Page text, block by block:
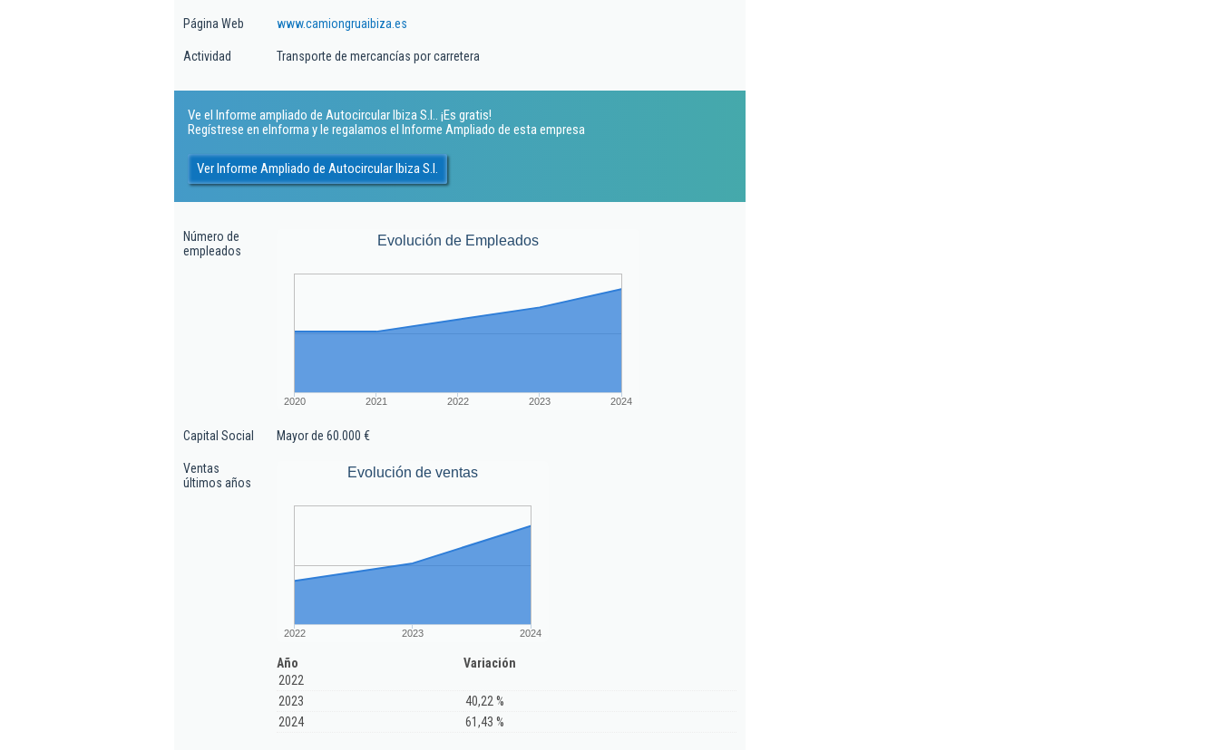
Página Web www.camiongruaibiza.es
Actividad Transporte de mercancías por carretera
Ve el Informe ampliado de Autocircular Ibiza S.l.. ¡Es gratis!
Regístrese en eInforma y le regalamos el Informe Ampliado de esta empresa
Ver Informe Ampliado de Autocircular Ibiza S.l.
Número de
empleados
Evolución de Empleados
2020 2021 2022 2023 2024
Capital Social Mayor de 60.000 €
Ventas
últimos años
Evolución de ventas
2022 2023 2024
Año
Variación
2022
2023
40,22 %
2024
61,43 %